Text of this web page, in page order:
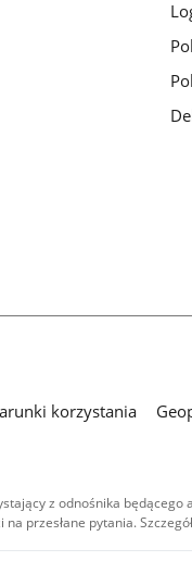
korzystania
z odnośnika
przesłane pytania.